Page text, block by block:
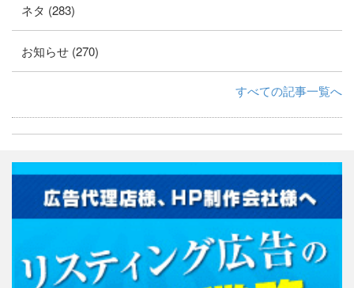
ネタ (283)
お知らせ (270)
すべての記事一覧へ